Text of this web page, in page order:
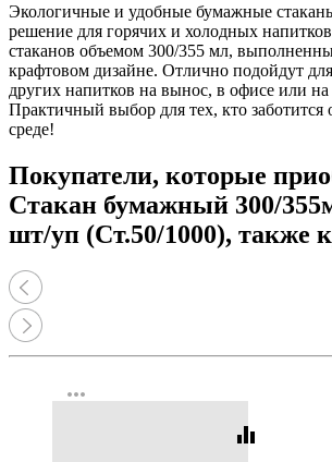
Экологичные и удобные бумажные
решение для горячих и холодных
стаканов объемом 300/355 мл,
крафтовом дизайне. Отлично подойдут
других напитков на вынос, в офисе или
Практичный выбор для тех, кто
среде!
Покупатели, которые
Стакан бумажный 300/
шт/уп (Ст.50/1000), также
more_horiz
equalizer